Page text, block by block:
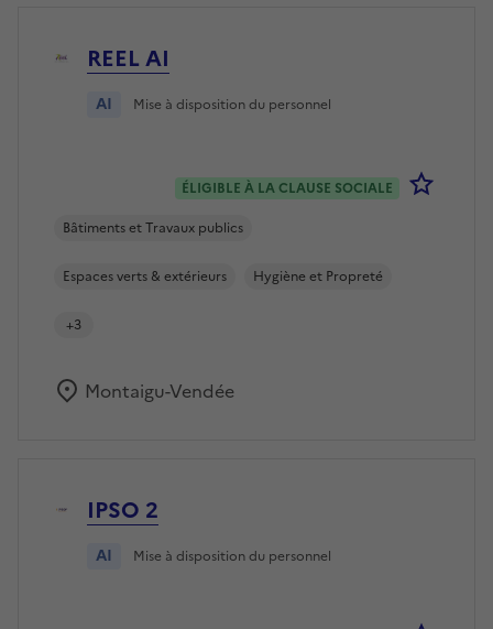
REEL AI
AI Mise à disposition du personnel
ÉLIGIBLE À LA CLAUSE SOCIALE
Bâtiments et Travaux publics
Espaces verts & extérieurs Hygiène et Propreté
+3
Montaigu-Vendée
IPSO 2
AI Mise à disposition du personnel